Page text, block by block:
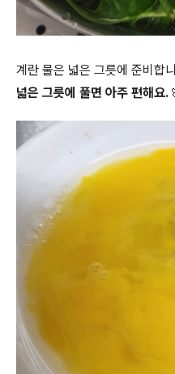
계란 물은 넓은 그릇에 준비합
넓은 그릇에 풀면 아주 편해요.